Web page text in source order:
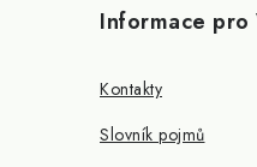
Informace pro
Kontakty
Slovník pojmů